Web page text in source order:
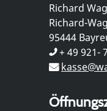
Richard
Richard-
95444
+ 49 921-